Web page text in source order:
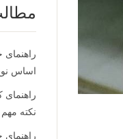
راهنمای
اساس
نکته